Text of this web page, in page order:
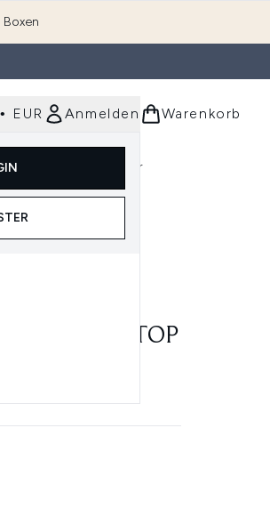
• EUR Anmelden Warenkorb
Untermenü Anmelden (Accessoires & Tools)
Trend & Neu Männer
11 FLAT TOP